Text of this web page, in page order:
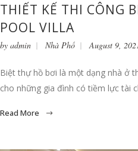
THIẾT KẾ THI CÔNG
POOL VILLA
by admin Nhà Phố August 9,
Biệt thự hồ bơi là một dạng nhà ở
cho những gia đình có tiềm lực tài
Read More